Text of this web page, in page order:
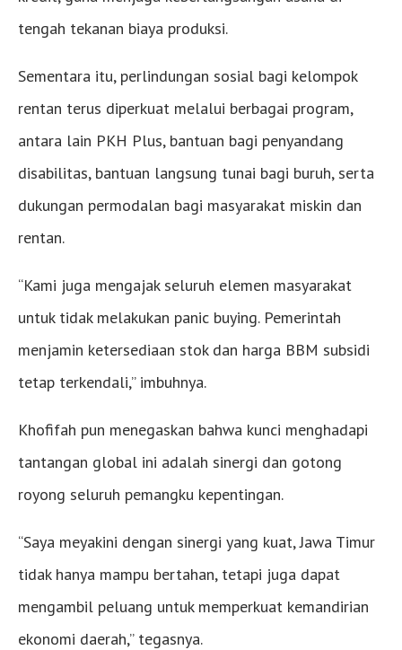
tengah tekanan biaya produksi.
Sementara itu, perlindungan sosial bagi kelompok
rentan terus diperkuat melalui berbagai program,
antara lain PKH Plus, bantuan bagi penyandang
disabilitas, bantuan langsung tunai bagi buruh, serta
dukungan permodalan bagi masyarakat miskin dan
rentan.
“Kami juga mengajak seluruh elemen masyarakat
untuk tidak melakukan panic buying. Pemerintah
menjamin ketersediaan stok dan harga BBM subsidi
tetap terkendali,” imbuhnya.
Khofifah pun menegaskan bahwa kunci menghadapi
tantangan global ini adalah sinergi dan gotong
royong seluruh pemangku kepentingan.
“Saya meyakini dengan sinergi yang kuat, Jawa Timur
tidak hanya mampu bertahan, tetapi juga dapat
mengambil peluang untuk memperkuat kemandirian
ekonomi daerah,” tegasnya.